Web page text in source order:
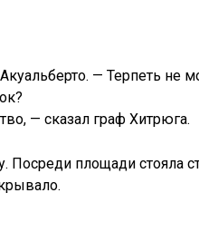
— Терпеть не
— сказал граф Хитрюга.
Посреди площади стояла